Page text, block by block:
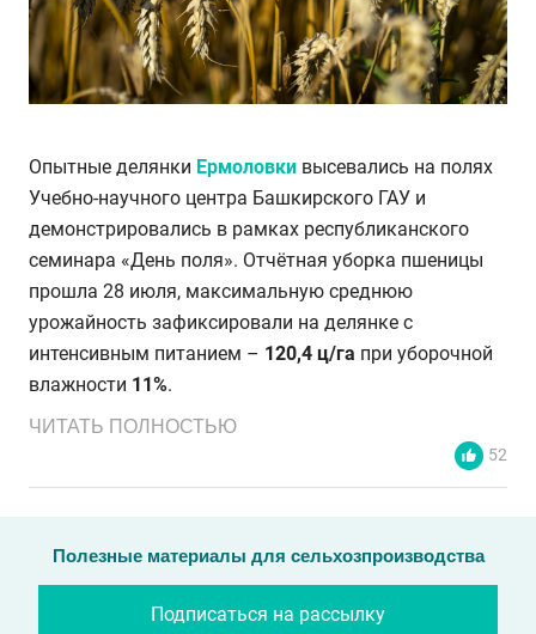
Опытные делянки Ермоловки высевались на полях
Учебно-научного центра Башкирского ГАУ и
демонстрировались в рамках республиканского
семинара «День поля». Отчётная уборка пшеницы
прошла 28 июля, максимальную среднюю
урожайность зафиксировали на делянке с
интенсивным питанием – 120,4 ц/га при уборочной
влажности 11%.
ЧИТАТЬ ПОЛНОСТЬЮ
52
Полезные материалы для сельхозпроизводства
Подписаться на рассылку